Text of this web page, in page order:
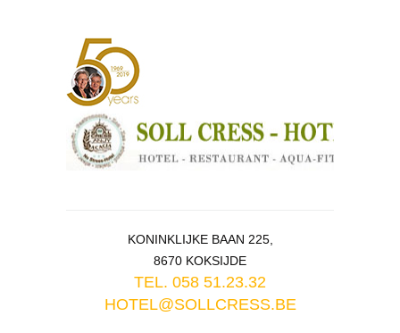
KONINKLIJKE BAAN 225,
8670 KOKSIJDE
TEL. 058 51.23.32
HOTEL@SOLLCRESS.BE